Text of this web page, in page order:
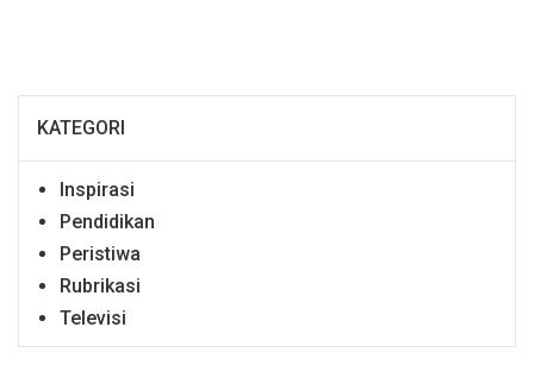
KATEGORI
Inspirasi
Pendidikan
Peristiwa
Rubrikasi
Televisi